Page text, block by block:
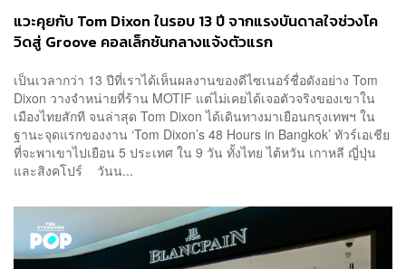
แวะคุยกับ Tom Dixon ในรอบ 13 ปี จากแรงบันดาลใจช่วงโค
วิดสู่ Groove คอลเล็กชันกลางแจ้งตัวแรก
เป็นเวลากว่า 13 ปีที่เราได้เห็นผลงานของดีไซเนอร์ชื่อดังอย่าง Tom
Dixon วางจำหน่ายที่ร้าน MOTIF แต่ไม่เคยได้เจอตัวจริงของเขาใน
เมืองไทยสักที จนล่าสุด Tom Dixon ได้เดินทางมาเยือนกรุงเทพฯ ใน
ฐานะจุดแรกของงาน ‘Tom Dixon’s 48 Hours in Bangkok’ ทัวร์เอเชีย
ที่จะพาเขาไปเยือน 5 ประเทศ ใน 9 วัน ทั้งไทย ไต้หวัน เกาหลี ญี่ปุ่น
และสิงคโปร์ วันน...